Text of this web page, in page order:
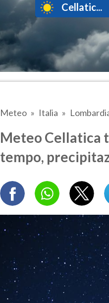
Cellatic...
Meteo Italia
Meteo Cellatica
tempo,